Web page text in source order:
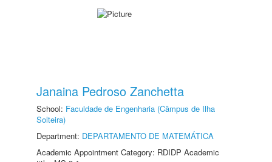
Janaina Pedroso Zanchetta
School: Faculdade de Engenharia (Câmpus de Ilha
Solteira)
Department: DEPARTAMENTO DE MATEMÁTICA
Academic Appointment Category: RDIDP Academic